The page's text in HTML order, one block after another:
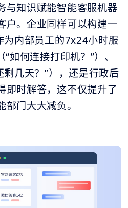
与知识赋能智能客服机器
户。企业同样可以构建一
为内部员工的7x24小时服
如何连接打印机？”）、
几天？”），还是行政后
即时解答，这不仅提升了
门大大减负。